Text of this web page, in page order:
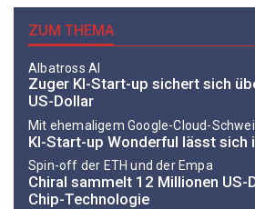
ZUM THEMA
Albatross AI
Zuger KI-Start-up sichert sich
US-Dollar
Mit ehemaligem Google-Cloud-
KI-Start-up Wonderful lässt sich
Spin-off der ETH und der Empa
Chiral sammelt 12 Millionen US-
Chip-Technologie